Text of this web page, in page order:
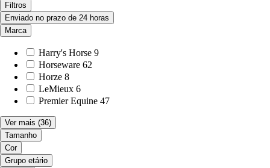
Filtros
Enviado no prazo de 24 horas
Marca
Harry's Horse 9
Horseware 62
Horze 8
LeMieux 6
Premier Equine 47
Ver mais (36)
Tamanho
Cor
Grupo etário